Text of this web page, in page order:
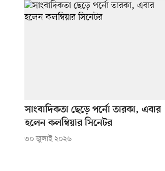
সাংবাদিকতা ছেড়ে পর্নো তারকা, এবার
হলেন কলম্বিয়ার সিনেটর
৩০ জুলাই ২০২৬